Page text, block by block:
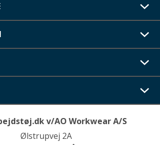
v/AO Workwear A/S
Ølstrupvej 2A